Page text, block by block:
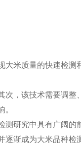
大米质量的快速检测
次，该技术需要调整
测研究中具有广阔的
逐渐成为大米品种检